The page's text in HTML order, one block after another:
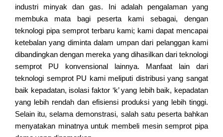
industri minyak dan gas. Ini adalah pengalaman yang
membuka mata bagi peserta kami sebagai, dengan
teknologi pipa semprot terbaru kami; kami dapat mencapai
ketebalan yang diminta dalam umpan dari pelanggan kami
dibandingkan dengan mereka yang dihasilkan dari teknologi
semprot PU konvensional lainnya. Manfaat lain dari
teknologi semprot PU kami meliputi distribusi yang sangat
baik kepadatan, isolasi faktor ‘k’ yang lebih baik, kepadatan
yang lebih rendah dan efisiensi produksi yang lebih tinggi.
Selain itu, selama demonstrasi, salah satu peserta bahkan
menyatakan minatnya untuk membeli mesin semprot pipa